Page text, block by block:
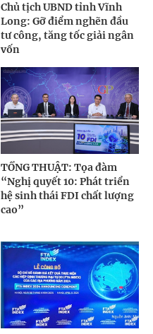
Chủ tịch UBND tỉnh Vĩnh
Long: Gỡ điểm nghẽn đầu
tư công, tăng tốc giải ngân
vốn
TỔNG THUẬT: Tọa đàm
“Nghị quyết 10: Phát triển
hệ sinh thái FDI chất lượng
cao”